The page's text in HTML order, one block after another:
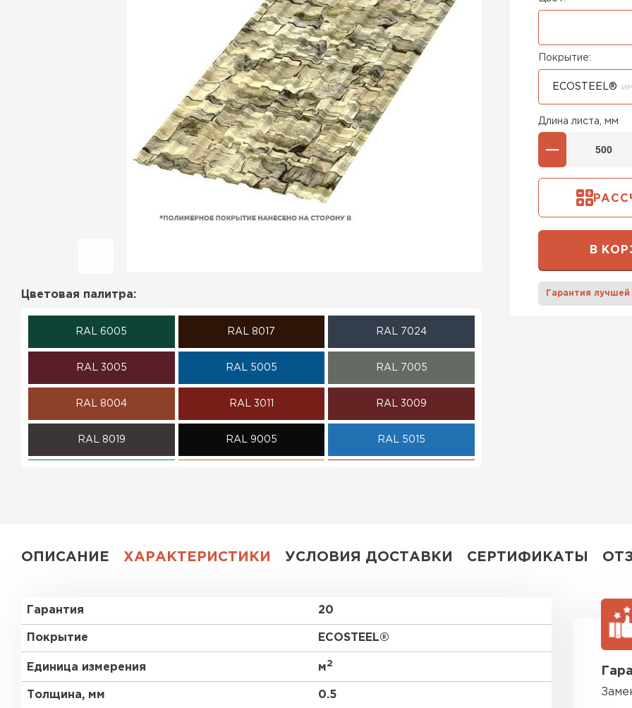
Фальцевая кровля
Ондулин
Гибкая черепица
Водосточная система
Рулонная кровля
Керамическая
Цветовая палитра:
RAL 6005 RAL 8017 RAL 7024
RAL 3005 RAL 5005 RAL 7005
RAL 8004 RAL 3011 RAL 3009
RAL 8019 RAL 9005 RAL 5015
RAL 9006
Покрытие:
ECOSTEEL®
Длина листа, мм
В
Гарантия лучшей
ОПИСАНИЕ ХАРАКТЕРИСТИКИ УСЛОВИЯ ДОСТАВКИ СЕРТИФИКАТЫ
Гарантия 20
Покрытие ECOSTEEL®
Единица измерения м2
Толщина, мм 0.5
Профилированный лист
ПЕРЕЙТИ